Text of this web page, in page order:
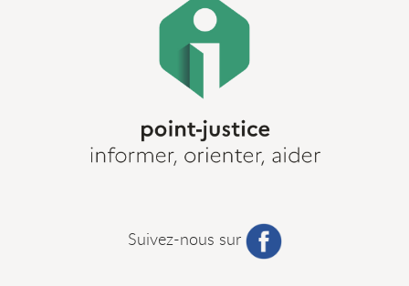
Suivez-nous sur